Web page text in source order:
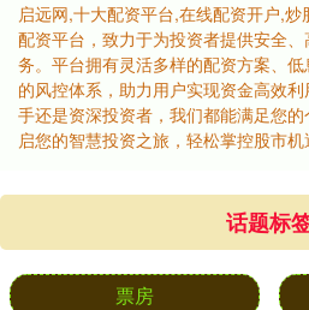
启远网,十大配资平台,在线配资开户,
配资平台，致力于为投资者提供安全
务。平台拥有灵活多样的配资方案、
的风控体系，助力用户实现资金高效
手还是资深投资者，我们都能满足您
启您的智慧投资之旅，轻松掌控股市机
话题标
票房